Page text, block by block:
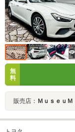
無
料
販売店： ＭｕｓｅｕＭ